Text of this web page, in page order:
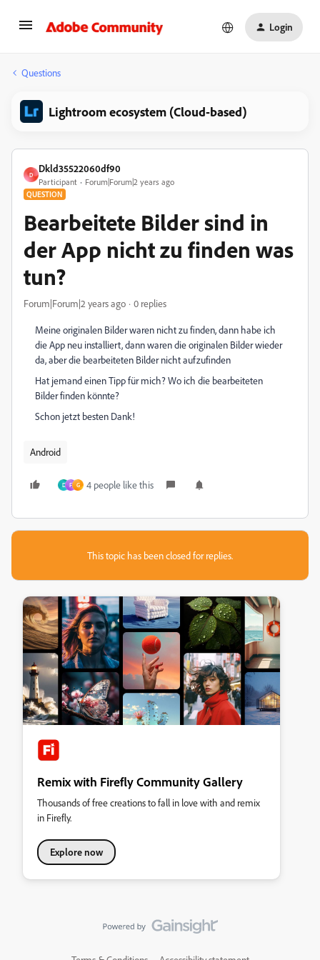
Login
Questions
Lightroom ecosystem (Cloud-based)
D
Dkld35522060df90
Participant Forum|Forum|2 years ago
QUESTION
Bearbeitete Bilder sind in
der App nicht zu finden was
tun?
Forum|Forum|2 years ago 0 replies
Meine originalen Bilder waren nicht zu finden, dann habe ich
die App neu installiert, dann waren die originalen Bilder wieder
da, aber die bearbeiteten Bilder nicht aufzufinden
Hat jemand einen Tipp für mich? Wo ich die bearbeiteten
Bilder finden könnte?
Schon jetzt besten Dank!
Android
D F G 4 people like this
This topic has been closed for replies.
Remix with Firefly Community Gallery
Thousands of free creations to fall in love with and remix
in Firefly.
Explore now